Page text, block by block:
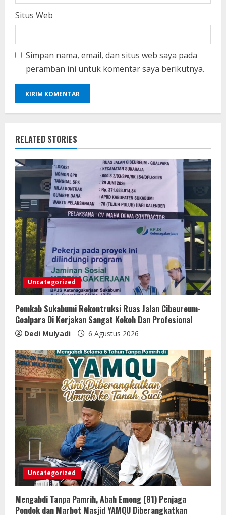
Situs Web
Simpan nama, email, dan situs web saya pada
peramban ini untuk komentar saya berikutnya.
RELATED STORIES
Uncategorized
Pemkab Sukabumi Rekontruksi Ruas Jalan Cibeureum-
Goalpara Di Kerjakan Sangat Kokoh Dan Profesional
Dedi Mulyadi 6 Agustus 2026
Uncategorized
Mengabdi Tanpa Pamrih, Abah Emong (81) Penjaga
Pondok dan Marbot Masjid YAMQU Diberangkatkan